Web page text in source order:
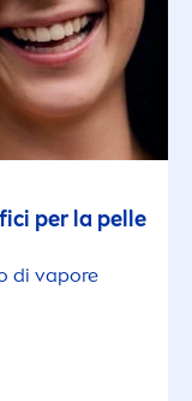
per la pelle
di vapore